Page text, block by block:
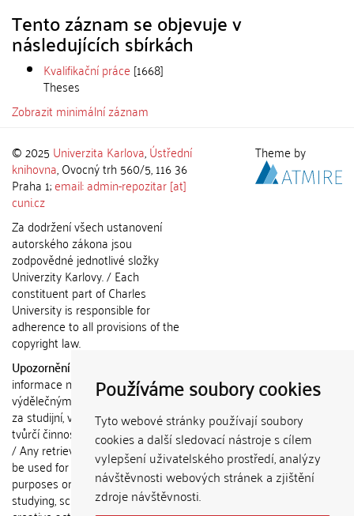
Používáme soubory cookies
Tyto webové stránky používají soubory
cookies a další sledovací nástroje s cílem
vylepšení uživatelského prostředí, analýzy
návštěvnosti webových stránek a zjištění
zdroje návštěvnosti.
Tento záznam se objevuje v
následujících sbírkách
Kvalifikační práce [1668]
Theses
Zobrazit minimální záznam
© 2025 Univerzita Karlova,Ústřední
knihovna, Ovocný trh 560/5, 116 36
Praha 1;email: admin-repozitar [at]
cuni.cz
Za dodržení všech ustanovení
autorského zákona jsou
zodpovědné jednotlivé složky
Univerzity Karlovy. / Each
constituent part of Charles
University is responsible for
adherence to all provisions of the
copyright law.
Upozornění / Notice:
informace nemohou být použity k
výdělečným účelům nebo vydávány
za studijní, vědeckou nebo jinou
tvůrčí činnost jiné osoby než autora.
/ Any retrieved information shall not
be used for any commercial
purposes or claimed as results of
studying, scientific or any other
Theme by